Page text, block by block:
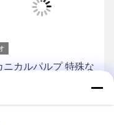
ニカルパルプ 特殊な